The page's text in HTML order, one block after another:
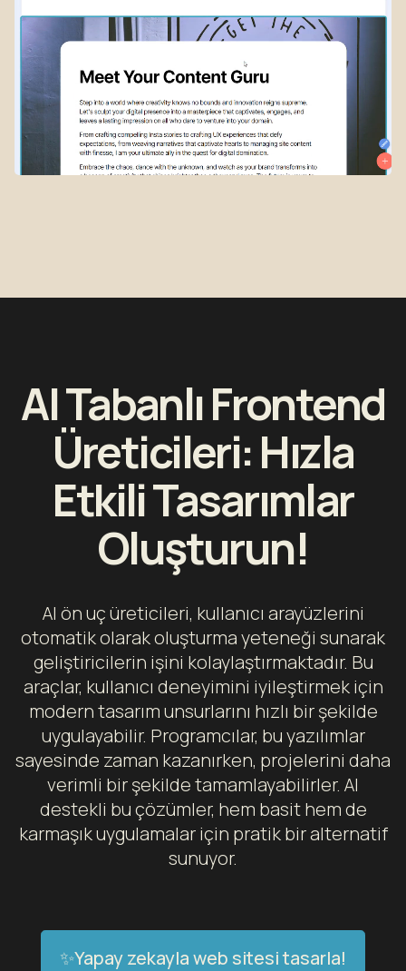
AI Tabanlı Frontend
Üreticileri: Hızla
Etkili Tasarımlar
Oluşturun!
AI ön uç üreticileri, kullanıcı arayüzlerini
otomatik olarak oluşturma yeteneği sunarak
geliştiricilerin işini kolaylaştırmaktadır. Bu
araçlar, kullanıcı deneyimini iyileştirmek için
modern tasarım unsurlarını hızlı bir şekilde
uygulayabilir. Programcılar, bu yazılımlar
sayesinde zaman kazanırken, projelerini daha
verimli bir şekilde tamamlayabilirler. AI
destekli bu çözümler, hem basit hem de
karmaşık uygulamalar için pratik bir alternatif
sunuyor.
✨Yapay zekayla web sitesi tasarla!